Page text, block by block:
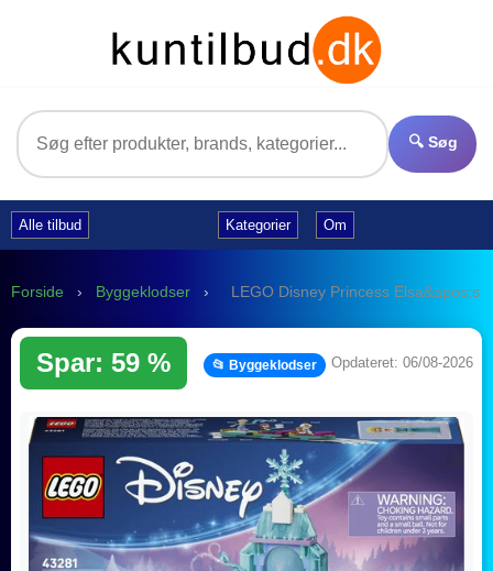
🔍 Søg
Alle tilbud Kategorier Om
Forside › Byggeklodser › LEGO Disney Princess Elsa&apos;s
Spar: 59 % 📂 Byggeklodser Opdateret: 06/08-2026